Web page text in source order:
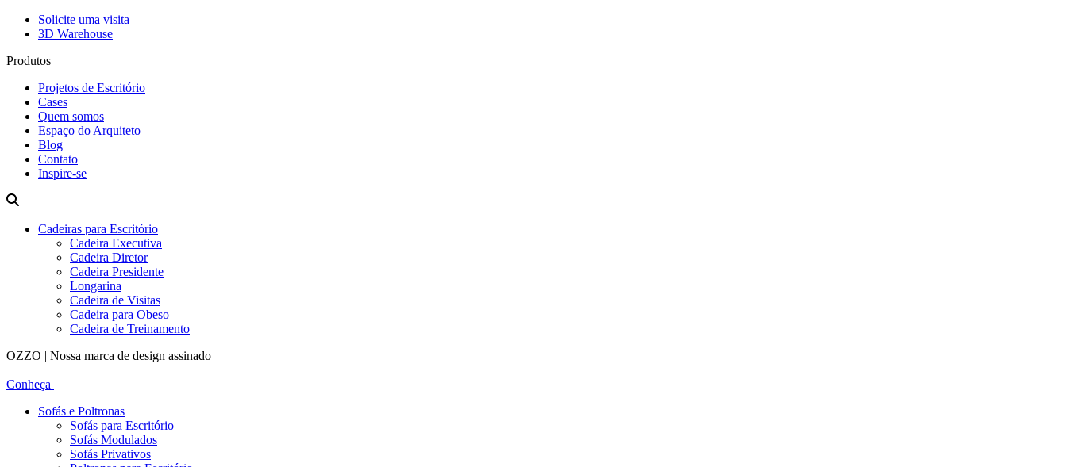
Solicite uma visita
3D Warehouse
Produtos
Projetos de Escritório
Cases
Quem somos
Espaço do Arquiteto
Blog
Contato
Inspire-se
Cadeiras para Escritório
Cadeira Executiva
Cadeira Diretor
Cadeira Presidente
Longarina
Cadeira de Visitas
Cadeira para Obeso
Cadeira de Treinamento
OZZO | Nossa marca de design assinado
Conheça
Sofás e Poltronas
Sofás para Escritório
Sofás Modulados
Sofás Privativos